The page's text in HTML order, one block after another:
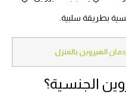
بطريقة سلبية.
الهيروين بالمنزل
الجنسية؟